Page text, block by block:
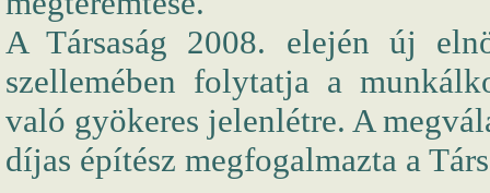
A Társaság 2008. elején új
szellemében folytatja a
való gyökeres jelenlétre. A
díjas építész megfogalmazta a